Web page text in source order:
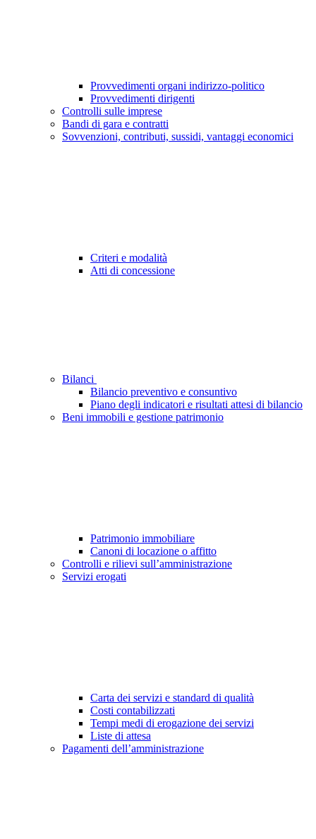
Provvedimenti organi indirizzo-politico
Provvedimenti dirigenti
Controlli sulle imprese
Bandi di gara e contratti
Sovvenzioni, contributi, sussidi, vantaggi economici
Criteri e modalità
Atti di concessione
Bilanci
Bilancio preventivo e consuntivo
Piano degli indicatori e risultati attesi di bilancio
Beni immobili e gestione patrimonio
Patrimonio immobiliare
Canoni di locazione o affitto
Controlli e rilievi sull’amministrazione
Servizi erogati
Carta dei servizi e standard di qualità
Costi contabilizzati
Tempi medi di erogazione dei servizi
Liste di attesa
Pagamenti dell’amministrazione